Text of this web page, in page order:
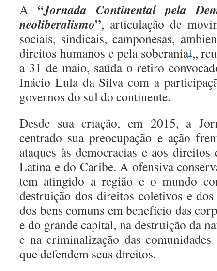
A “Jornada Continental pela
neoliberalismo”, articulação de
sociais, sindicais, camponesas,
direitos humanos e pela soberania1,,
a 31 de maio, saúda o retiro
Inácio Lula da Silva com a
governos do sul do continente.
Desde sua criação, em 2015, a
centrado sua preocupação e ação
ataques às democracias e aos
Latina e do Caribe. A ofensiva
tem atingido a região e o mundo
destruição dos direitos coletivos e
dos bens comuns em benefício das
e do grande capital, na destruição da
e na criminalização das comunidades
que defendem seus direitos.